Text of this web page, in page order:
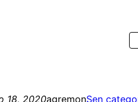
18, 2020agremonSen